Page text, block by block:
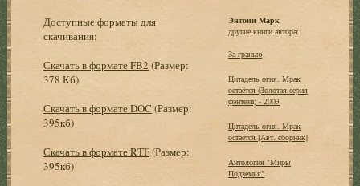
Доступные форматы для
скачивания:
Скачать в формате FB2 (Размер:
378 Кб)
Скачать в формате DOC (Размер:
395кб)
Скачать в формате RTF(Размер:
395кб)
Энтони Марк
другие книги автора:
За гранью
Цитадель огня. Мрак
остаётся (Золотая серия
фэнтези) - 2003
Цитадель огня. Мрак
остаётся [Авт. сборник]
Антология "Миры
Подземья"